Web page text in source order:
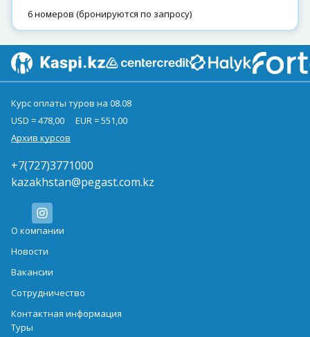
6 номеров (бронируются по запросу)
Курс оплаты туров на 08.08
USD = 478,00
EUR = 551,00
Архив курсов
+7(727)3771000
kazakhstan@pegast.com.kz
О компании
Новости
Вакансии
Сотрудничество
Контактная информация
Туры